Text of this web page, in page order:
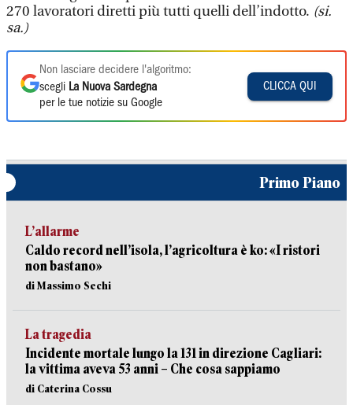
270 lavoratori diretti più tutti quelli dell’indotto. (si.
sa.)
Non lasciare decidere l'algoritmo:
scegli La Nuova Sardegna
per le tue notizie su Google
CLICCA QUI
Primo Piano
L’allarme
Caldo record nell’isola, l’agricoltura è ko: «I ristori
non bastano»
di Massimo Sechi
La tragedia
Incidente mortale lungo la 131 in direzione Cagliari:
la vittima aveva 53 anni – Che cosa sappiamo
di Caterina Cossu